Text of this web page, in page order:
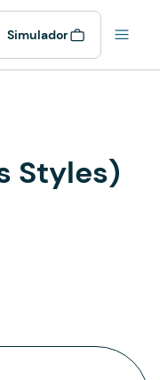
Simulador
Styles)